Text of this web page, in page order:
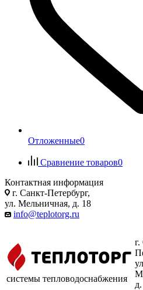
Отложенные0
Сравнение товаров0
Контактная информация
г. Санкт-Петербург,
ул. Мельничная, д. 18
info@teplotorg.ru
системы тепловодоснабжения